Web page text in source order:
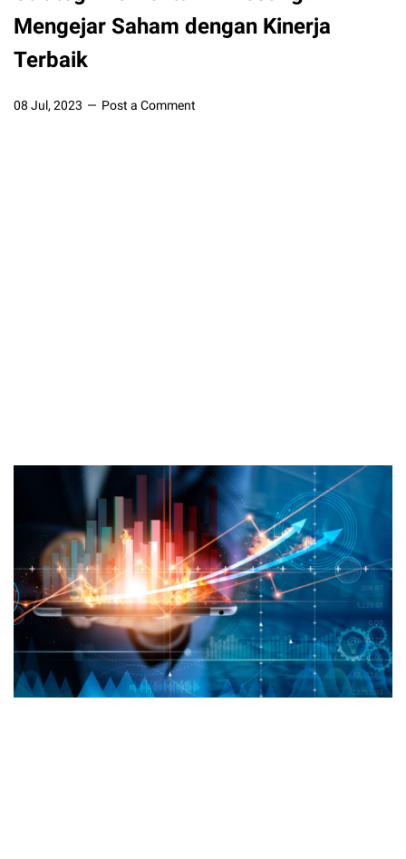
Mengejar Saham dengan Kinerja
Terbaik
08 Jul, 2023 Post a Comment